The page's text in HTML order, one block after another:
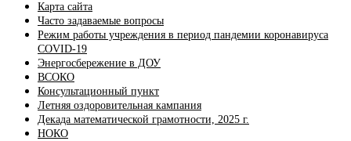
Карта сайта
Часто задаваемые вопросы
Режим работы учреждения в период пандемии коронавируса
COVID-19
Энергосбережение в ДОУ
ВСОКО
Консультационный пункт
Летняя оздоровительная кампания
Декада математической грамотности, 2025 г.
НОКО